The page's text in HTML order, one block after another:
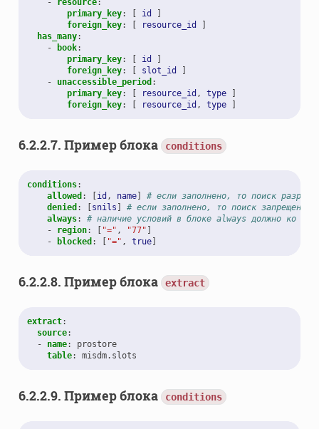
primary_key: [ id
]
foreign_key: [ resource_id
]
has_many:
-
book:
primary_key: [ id
]
foreign_key: [ slot_id
]
-
unaccessible_period :
primary_key: [ resource_id , type
]
foreign_key: [ resource_id , type ]
6.2.2.7. Пример блока conditions
conditions:
allowed : [id , name]
# если заполнено, то поиск
denied : [snils ]
# если заполнено, то поиск запрещен по
always:
# наличие условий в блоке always должно ко
-
region: [ "=" , "77" ]
-
blocked : [ "=" , true]
6.2.2.8. Пример блока extract
extract:
source:
-
name:
prostore
table: misdm.slots
6.2.2.9. Пример блока conditions